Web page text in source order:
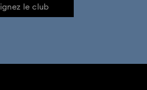
le club